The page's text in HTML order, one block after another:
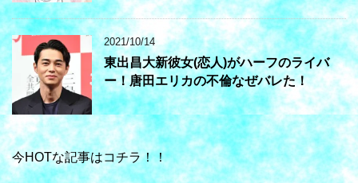
2021/10/14
東出昌大新彼女(恋人)がハーフのライバ
ー！唐田エリカの不倫なぜバレた！
今HOTな記事はコチラ！！